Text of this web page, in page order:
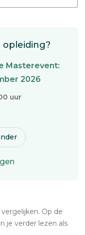
opleiding?
Masterevent:
2026
uur
Op de
je verder lezen als